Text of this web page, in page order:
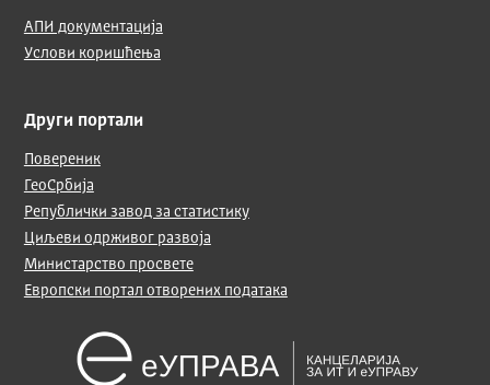
АПИ документација
Услови коришћења
Други портали
Повереник
ГеоСрбија
Републички завод за статистику
Циљеви одрживог развоја
Министарство просвете
Европски портал отворених података